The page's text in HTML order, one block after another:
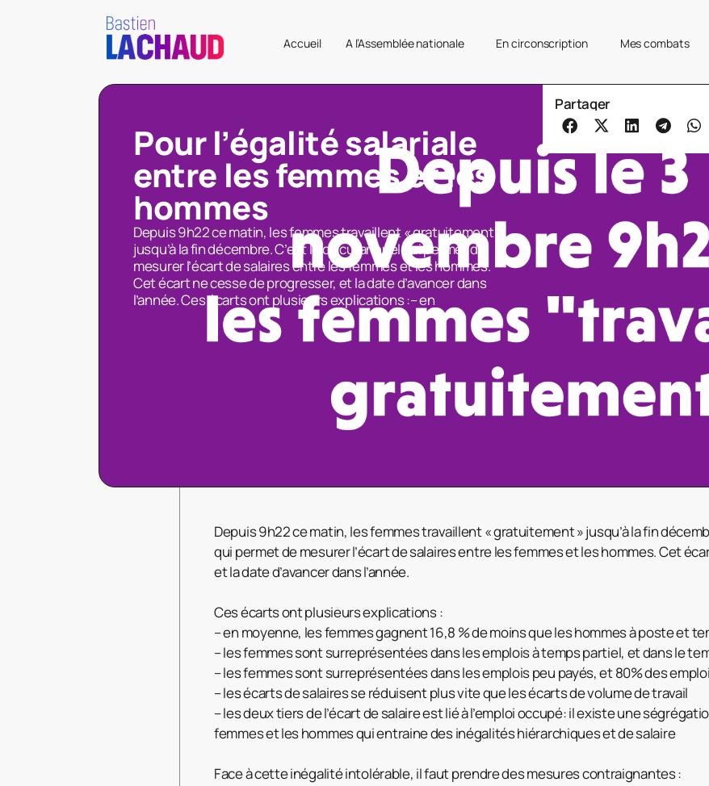
Accueil A l’Assemblée nationale En circonscription Mes combats
Pour l’égalité salariale
entre les femmes et les
hommes
Depuis 9h22 ce matin, les femmes travaillent « gratuitement »
jusqu’à la fin décembre. C’est le calcul annuel qui permet de
mesurer l’écart de salaires entre les femmes et les hommes.
Cet écart ne cesse de progresser, et la date d’avancer dans
l’année. Ces écarts ont plusieurs explications :– en
Partager
Depuis 9h22 ce matin, les femmes travaillent « gratuitement » jusqu’à la fin
qui permet de mesurer l’écart de salaires entre les femmes et les hommes. Cet
et la date d’avancer dans l’année.
Ces écarts ont plusieurs explications :
– en moyenne, les femmes gagnent 16,8 % de moins que les hommes à poste et
– les femmes sont surreprésentées dans les emplois à temps partiel, et dans le
– les femmes sont surreprésentées dans les emplois peu payés, et 80% des
– les écarts de salaires se réduisent plus vite que les écarts de volume de travail
– les deux tiers de l’écart de salaire est lié à l’emploi occupé: il existe une
femmes et les hommes qui entraine des inégalités hiérarchiques et de salaire
Face à cette inégalité intolérable, il faut prendre des mesures contraignantes :